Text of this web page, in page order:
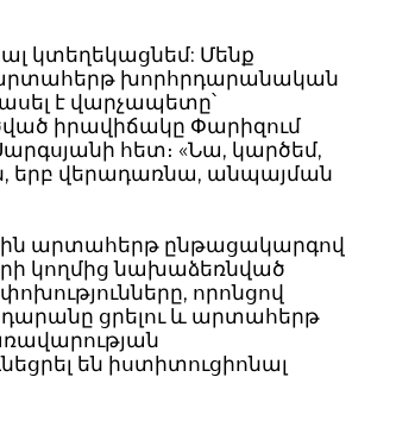
կտեղեկացնեմ: Մենք
խորհրդարանական
է վարչապետը՝
իրավիճակը Փարիզում
հետ։ «Նա, կարծեմ,
երբ վերադառնա, անպայման
ին արտահերթ ընթացակարգով
կողմից նախաձեռնված
որոնցով
ցրելու և արտահերթ
են իստիտուցիոնալ